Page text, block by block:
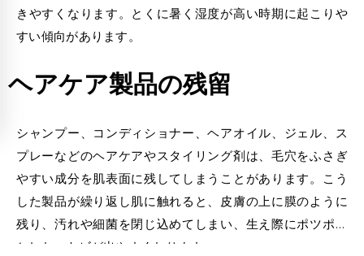
きやすくなります。とくに暑く湿度が高い時期に起こりや
すい傾向があります。
ヘアケア製品の残留
シャンプー、コンディショナー、ヘアオイル、ジェル、ス
プレーなどのヘアケアやスタイリング剤は、毛穴をふさぎ
やすい成分を肌表面に残してしまうことがあります。こう
した製品が繰り返し肌に触れると、皮膚の上に膜のように
残り、汚れや細菌を閉じ込めてしまい、生え際にポツポツ
としたニキビが出やすくなります。